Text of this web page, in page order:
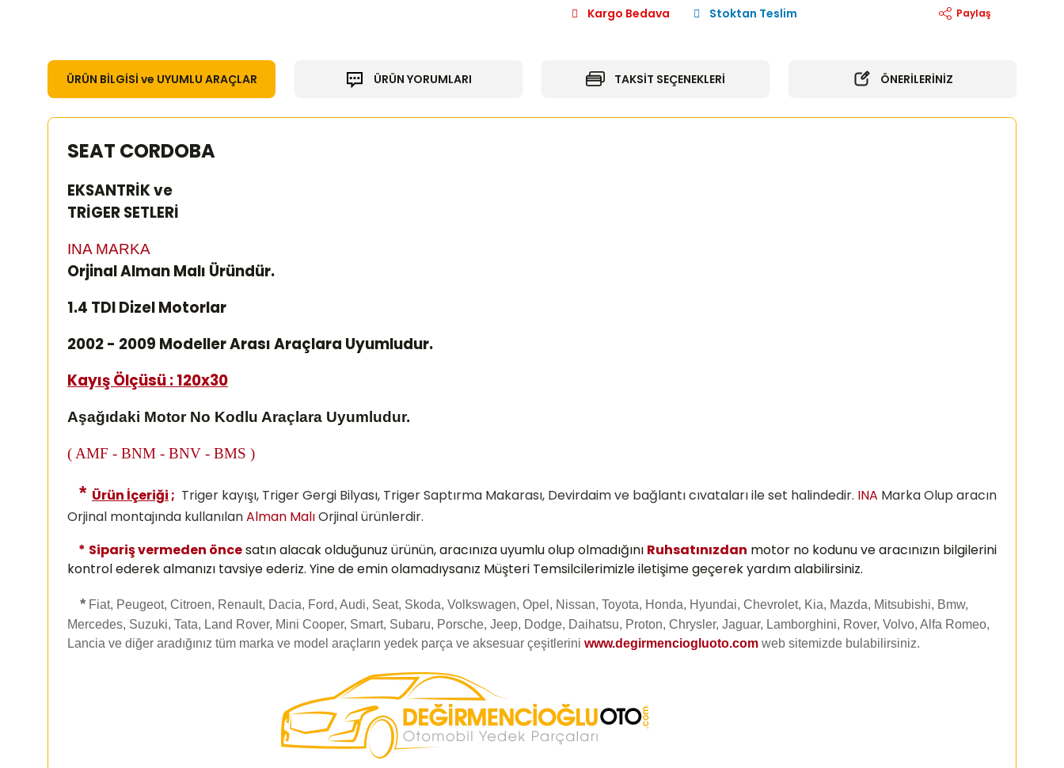
Kargo Bedava Stoktan Teslim Paylaş
ÜRÜN BİLGİSİ ve UYUMLU ARAÇLAR ÜRÜN YORUMLARI TAKSİT SEÇENEKLERİ ÖNERİLERİNİZ
SEAT CORDOBA
EKSANTRİK ve
TRİGER SETLERİ
INA MARKA
Orjinal Alman Malı Üründür.
1.4 TDI Dizel Motorlar
2002 - 2009 Modeller Arası Araçlara Uyumludur.
Kayış Ölçüsü : 120x30
Aşağıdaki Motor No Kodlu Araçlara Uyumludur.
( AMF - BNM - BNV - BMS )
* Ürün İçeriği ; Triger kayışı, Triger Gergi Bilyası, Triger Saptırma Makarası, Devirdaim ve bağlantı cıvataları ile set halindedir. INA Marka Olup aracın
Orjinal montajında kullanılanAlman MalıOrjinal ürünlerdir.
* Sipariş vermeden öncesatın alacak olduğunuz ürünün, aracınıza uyumlu olup olmadığını Ruhsatınızdan motor no kodunu ve aracınızın bilgilerini
kontrol ederek almanızı tavsiye ederiz. Yine de emin olamadıysanız Müşteri Temsilcilerimizle iletişime geçerek yardım alabilirsiniz.
* Fiat, Peugeot, Citroen, Renault, Dacia, Ford, Audi, Seat, Skoda, Volkswagen, Opel, Nissan, Toyota, Honda, Hyundai, Chevrolet, Kia, Mazda, Mitsubishi, Bmw,
Mercedes, Suzuki, Tata, Land Rover, Mini Cooper, Smart, Subaru, Porsche, Jeep, Dodge, Daihatsu, Proton, Chrysler, Jaguar, Lamborghini, Rover, Volvo, Alfa Romeo,
Lancia ve diğer aradığınız tüm marka ve model araçların yedek parça ve aksesuar çeşitlerini www.degirmenciogluoto.com web sitemizde bulabilirsiniz.